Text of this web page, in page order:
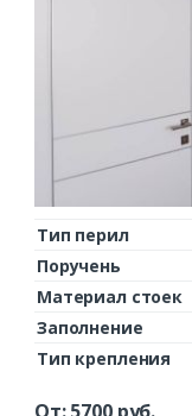
Тип перил
Поручень
Материал стоек
Заполнение
Тип крепления